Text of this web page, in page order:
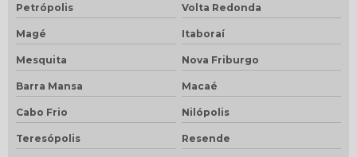
Petrópolis Volta Redonda
Magé Itaboraí
Mesquita Nova Friburgo
Barra Mansa Macaé
Cabo Frio Nilópolis
Teresópolis Resende